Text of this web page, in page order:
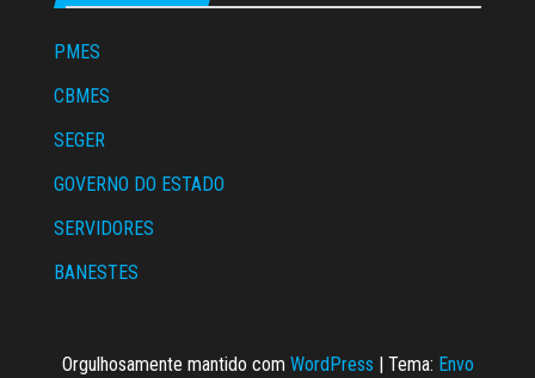
PMES
CBMES
SEGER
GOVERNO DO ESTADO
SERVIDORES
BANESTES
Orgulhosamente mantido com WordPress | Tema: Envo